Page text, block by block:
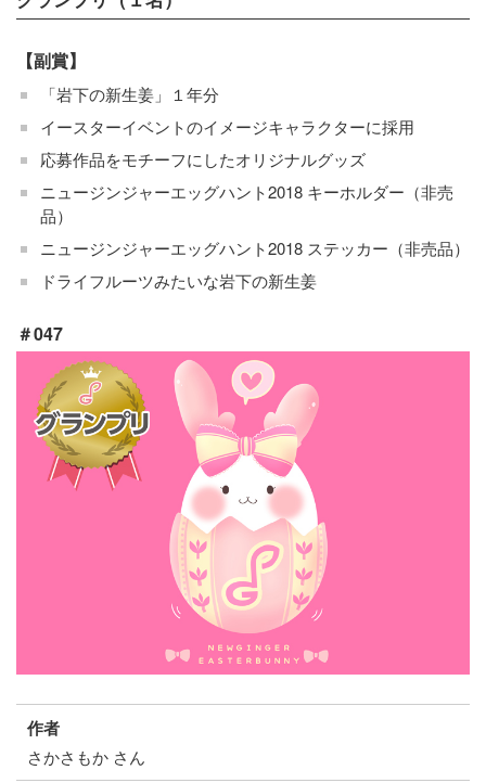
【副賞】
「岩下の新生姜」１年分
イースターイベントのイメージキャラクターに採用
応募作品をモチーフにしたオリジナルグッズ
ニュージンジャーエッグハント2018 キーホルダー（非売
品）
ニュージンジャーエッグハント2018 ステッカー（非売品）
ドライフルーツみたいな岩下の新生姜
＃047
作者
さかさもか さん